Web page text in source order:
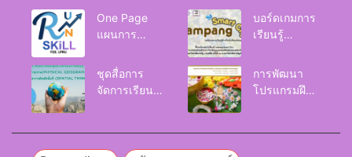
One Page
แผนการ
Reskill
Upskill
บอร์ดเกมการ
เรียนรู้
Smart City
ชุดสื่อการ
จัดการเรียนรู้
การพัฒนา
โปรแกรมฝึก